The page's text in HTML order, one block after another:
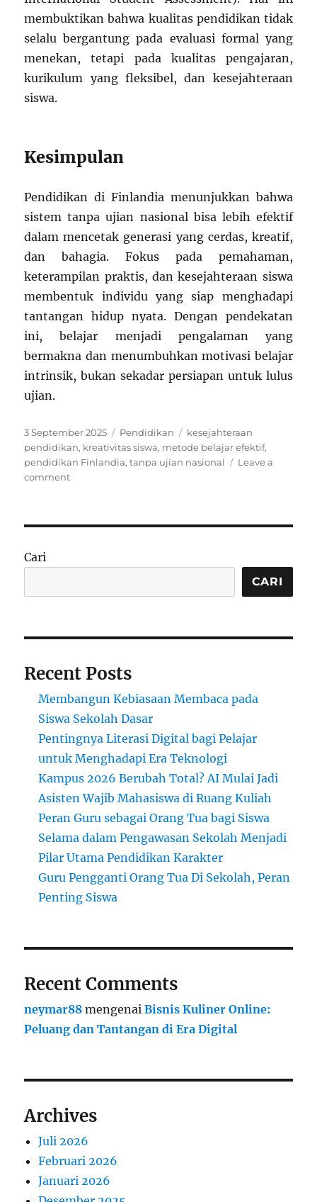
membuktikan bahwa kualitas pendidikan tidak
selalu bergantung pada evaluasi formal yang
menekan, tetapi pada kualitas pengajaran,
kurikulum yang fleksibel, dan kesejahteraan
siswa.
Kesimpulan
Pendidikan di Finlandia menunjukkan bahwa
sistem tanpa ujian nasional bisa lebih efektif
dalam mencetak generasi yang cerdas, kreatif,
dan bahagia. Fokus pada pemahaman,
keterampilan praktis, dan kesejahteraan siswa
membentuk individu yang siap menghadapi
tantangan hidup nyata. Dengan pendekatan
ini, belajar menjadi pengalaman yang
bermakna dan menumbuhkan motivasi belajar
intrinsik, bukan sekadar persiapan untuk lulus
ujian.
Posted
on
3 September 2025 Categories
Pendidikan Tags
kesejahteraan
pendidikan, kreativitas siswa, metode belajar efektif,
pendidikan Finlandia,tanpa ujian nasional
Leave a
commenton
Ujian
yang
Efektif
Cari
CARI
Recent Posts
Membangun Kebiasaan Membaca pada
Siswa Sekolah Dasar
Pentingnya Literasi Digital bagi Pelajar
untuk Menghadapi Era Teknologi
Kampus 2026 Berubah Total? AI Mulai Jadi
Asisten Wajib Mahasiswa di Ruang Kuliah
Peran Guru sebagai Orang Tua bagi Siswa
Selama dalam Pengawasan Sekolah Menjadi
Pilar Utama Pendidikan Karakter
Guru Pengganti Orang Tua Di Sekolah, Peran
Penting Siswa
Recent Comments
neymar88 mengenaiBisnis Kuliner Online:
Peluang dan Tantangan di Era Digital
Archives
Juli 2026
Februari 2026
Januari 2026